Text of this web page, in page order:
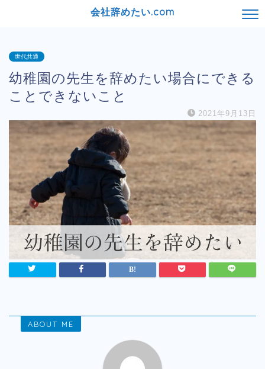
会社辞めたい.com
世代共通
幼稚園の先生を辞めたい場合にできる
ことできないこと
2021年9月13日
ABOUT ME